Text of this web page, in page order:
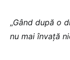
„Gând după o
nu mai învață